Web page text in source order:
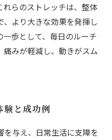
れらのストレッチは、整体
より大きな効果を発揮し
歩として、毎日のルーチ
痛みが軽減し、動きがスム
験と成功例
を与え、日常生活に支障を